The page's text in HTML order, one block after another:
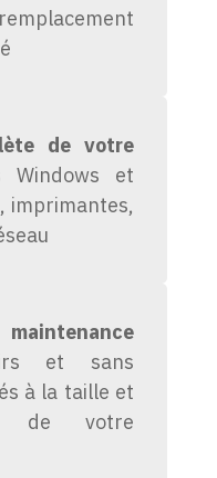
de votre
Windows et
imprimantes,
et sans
à la taille et
de votre